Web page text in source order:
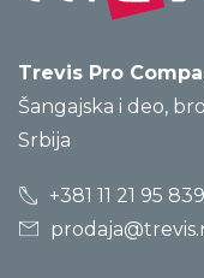
Trevis Pro
Šangajska i deo,
Srbija
+381 11 21 95 839